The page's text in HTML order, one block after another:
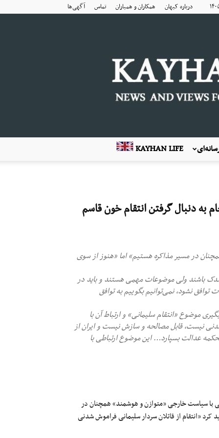
درباره کیهان همکاران و همیاران تماس آگهی‌ها
KAYHAN LIFE
به دنبال گرفتن انتقام خون قاسم
در مسیر مذاکره هستیم» اما «هنوز از سوی
باشند ولی موضوعات مهمی هستند و باید در
نشود، نمی‌توانیم بگوییم به توافق
موضوع «انتقام سلیمانی» و ارتباط آن با
نیست، قابل مصالحه و سازش نیست و ایران از
عدالت بسپارد… این موضوع ارتباطی با
با سیاست خارجی «متوازن و هوشمند» همچنان در
«انتقام از قاتلان سردار سلیمانی فراموش‌ شدنی